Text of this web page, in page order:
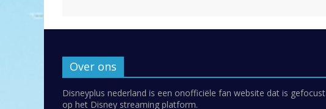
Over ons
Disneyplus nederland is een onofficiële fan website dat is gefocust
op het Disney streaming platform.